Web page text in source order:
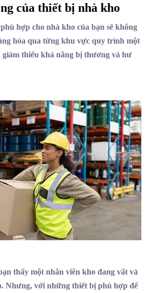
của thiết bị nhà kho
hợp cho nhà kho của bạn sẽ không
hóa qua từng khu vực quy trình một
giảm thiểu khả năng bị thương và hư
thấy một nhân viên kho đang vất vả
Nhưng, với những thiết bị phù hợp để